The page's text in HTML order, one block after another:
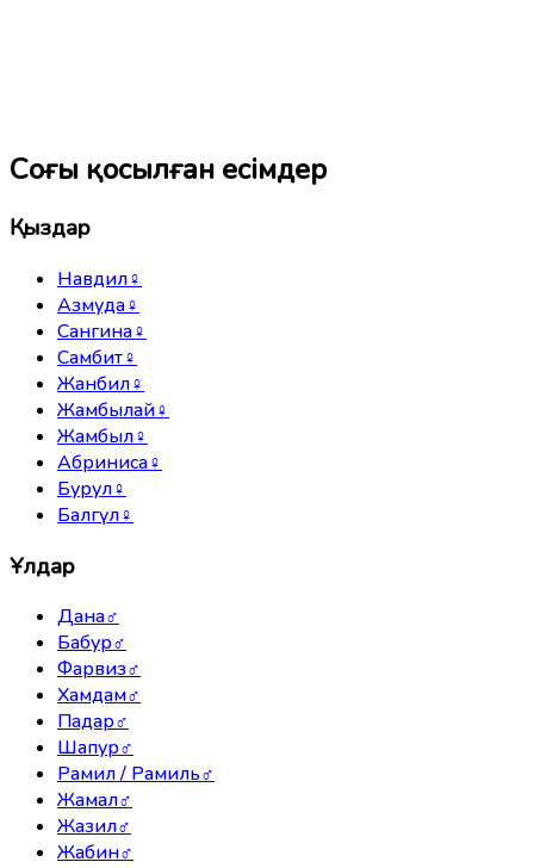
Соңғы қосылған есімдер
Қыздар
Навдил♀
Азмуда♀
Сангина♀
Самбит♀
Жанбил♀
Жамбылай♀
Жамбыл♀
Абриниса♀
Бурул♀
Балгүл♀
Ұлдар
Дана♂
Бабур♂
Фарвиз♂
Хамдам♂
Падар♂
Шапур♂
Рамил / Рамиль♂
Жамал♂
Жазил♂
Жабин♂